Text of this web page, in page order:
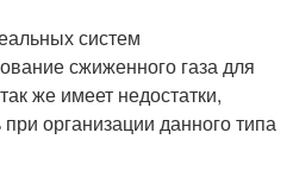
систем
сжиженного газа для
же имеет недостатки,
организации данного типа